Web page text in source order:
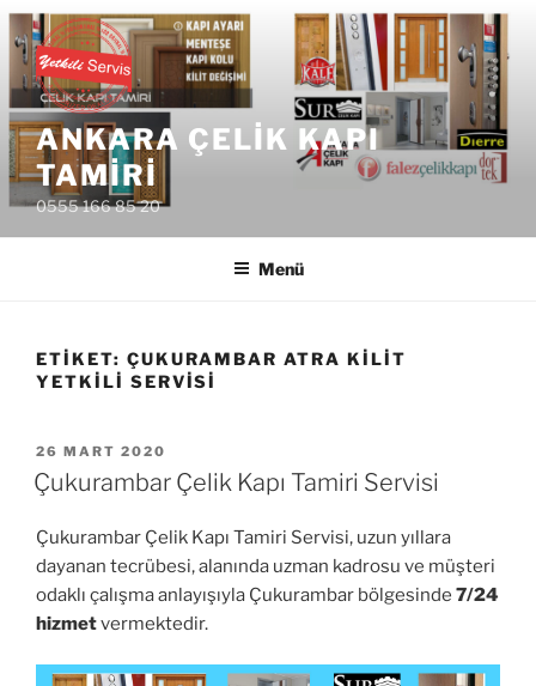
İçeriğe
geç
ANKARA ÇELIK KAPI
TAMIRI
0555 166 85 20
Menü
ETIKET: ÇUKURAMBAR ATRA KILIT
YETKILI SERVISI
YAYIM
TARIHI
26 MART 2020
Çukurambar Çelik Kapı Tamiri Servisi
Çukurambar Çelik Kapı Tamiri Servisi, uzun yıllara
dayanan tecrübesi, alanında uzman kadrosu ve müşteri
odaklı çalışma anlayışıyla Çukurambar bölgesinde 7/24
hizmetvermektedir.